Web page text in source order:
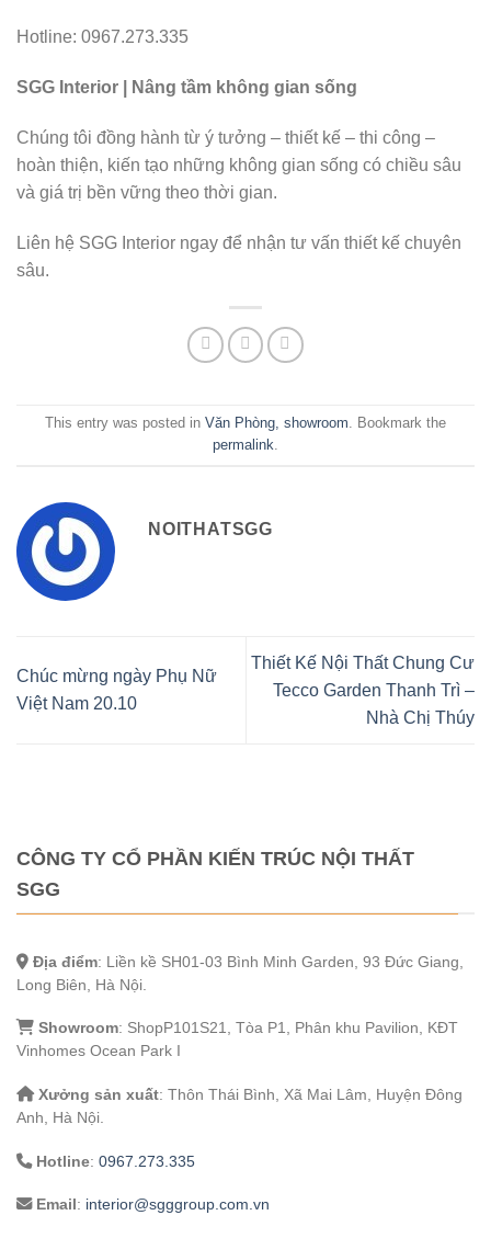
Hotline: 0967.273.335
SGG Interior | Nâng tầm không gian sống
Chúng tôi đồng hành từ ý tưởng – thiết kế – thi công –
hoàn thiện, kiến tạo những không gian sống có chiều sâu
và giá trị bền vững theo thời gian.
Liên hệ SGG Interior ngay để nhận tư vấn thiết kế chuyên
sâu.
This entry was posted in Văn Phòng, showroom . Bookmark the
permalink
NOITHATSGG
Chúc mừng ngày Phụ Nữ
Việt Nam 20.10
Thiết Kế Nội Thất Chung Cư
Tecco Garden Thanh Trì –
Nhà Chị Thúy
CÔNG TY CỔ PHẦN KIẾN TRÚC NỘI THẤT
SGG
Địa điểm: Liền kề SH01-03 Bình Minh Garden, 93 Đức Giang,
Long Biên, Hà Nội.
Showroom: ShopP101S21, Tòa P1, Phân khu Pavilion, KĐT
Vinhomes Ocean Park I
Xưởng sản xuất: Thôn Thái Bình, Xã Mai Lâm, Huyện Đông
Anh, Hà Nội.
Hotline: 0967.273.335
Email: interior@sgggroup.com.vn